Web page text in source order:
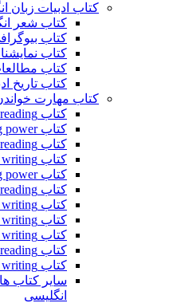
کتاب ادبیات زبان
کتاب شعر
کتاب
کتاب
کتاب
کتاب تاریخ
کتاب مهارت
کتاب Select reading
کتاب Reading power
کتاب Read reading
کتاب Real writing
کتاب Writing power
کتاب Strategic reading
کتاب Oxford primary skills reading and writing
کتاب Skills for success reading and writing
کتاب Academic skills reading and writing
کتاب Active skills for reading
کتاب Academic encounters reading and writing
سایر کتاب
انگلیسی